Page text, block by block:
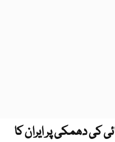
کی دھمکی پر ایران کا